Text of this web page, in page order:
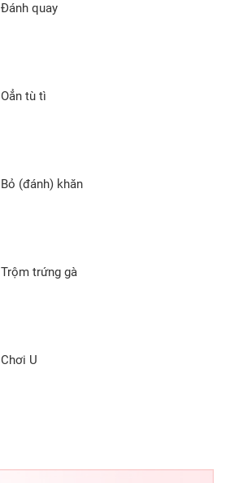
Đánh quay
Oẳn tù tì
Bỏ (đánh) khăn
Trộm trứng gà
Chơi U